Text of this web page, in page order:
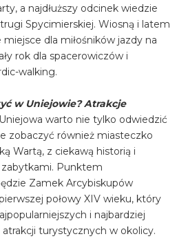
a najdłuższy odcinek wiedzie
Spycimierskiej. Wiosną i latem
dla miłośników jazdy na
rok dla spacerowiczów i
walking.
w Uniejowie? Atrakcje
warto nie tylko odwiedzić
zobaczyć również miasteczko
Wartą, z ciekawą historią i
Punktem
Zamek Arcybiskupów
połowy XIV wieku, który
i najbardziej
turystycznych w okolicy.